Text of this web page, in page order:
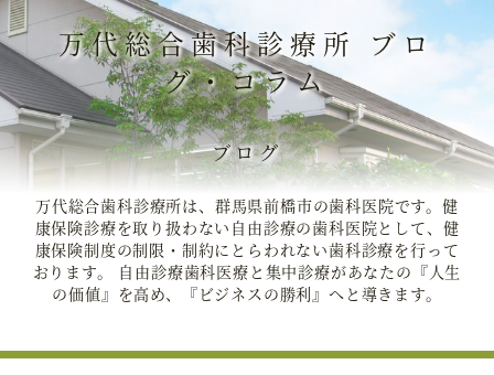
万代総合歯科診療所 ブロ
グ・コラム
ブログ
万代総合歯科診療所は、群馬県前橋市の歯科医院です。健
康保険診療を取り扱わない自由診療の歯科医院として、健
康保険制度の制限・制約にとらわれない歯科診療を行って
おります。 自由診療歯科医療と集中診療があなたの『人生
の価値』を高め、『ビジネスの勝利』へと導きます。